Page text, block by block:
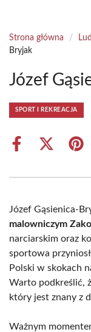
Strona główna /
Bryjak
Józef
SPORT I REKREACJA
Share
Share
(Twitter)
Józef Gąsienica-
malowniczym
narciarskim oraz
sportowa
Polski w skokach
Warto podkreślić,
który jest znany z
Ważnym